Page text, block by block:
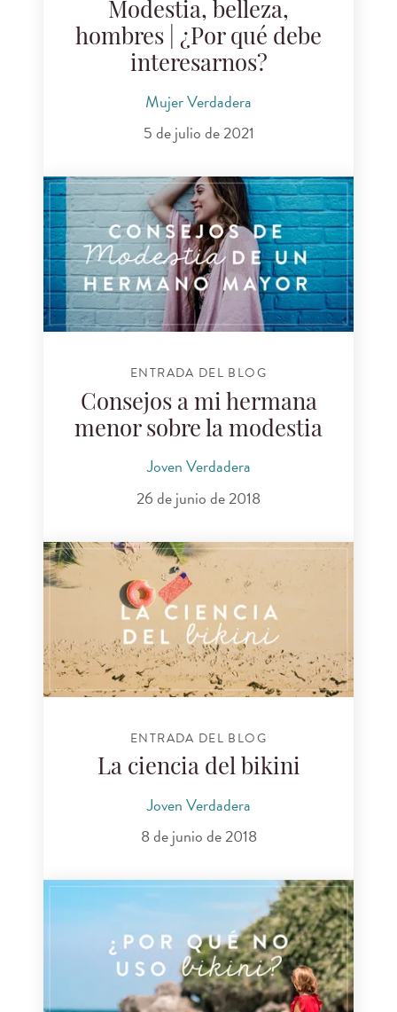
Modestia, belleza,
hombres | ¿Por qué debe
interesarnos?
Mujer Verdadera
5 de julio de 2021
ENTRADA DEL BLOG
Consejos a mi hermana
menor sobre la modestia
Joven Verdadera
26 de junio de 2018
ENTRADA DEL BLOG
La ciencia del bikini
Joven Verdadera
8 de junio de 2018